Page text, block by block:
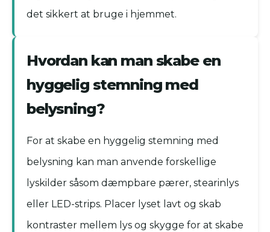
det sikkert at bruge i hjemmet.
Hvordan kan man skabe en
hyggelig stemning med
belysning?
For at skabe en hyggelig stemning med
belysning kan man anvende forskellige
lyskilder såsom dæmpbare pærer, stearinlys
eller LED-strips. Placer lyset lavt og skab
kontraster mellem lys og skygge for at skabe